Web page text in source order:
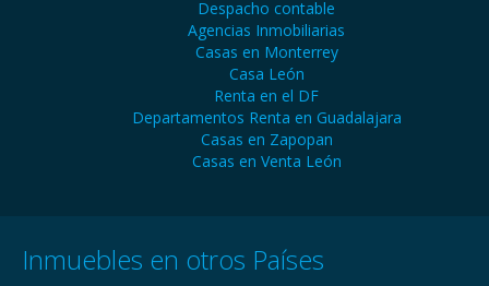
Despacho contable
Agencias Inmobiliarias
Casas en Monterrey
Casa León
Renta en el DF
Departamentos Renta en Guadalajara
Casas en Zapopan
Casas en Venta León
Inmuebles en otros Países